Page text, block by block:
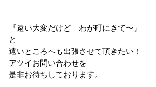
『遠い大変だけど　わが町にきて〜』
と
遠いところへも出張させて頂きたい！
アツイお問い合わせを
是非お待ちしております。